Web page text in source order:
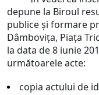
depune la Biroul
publice şi formare
Dâmboviţa, Piaţa
la data de 8 iunie
următoarele acte:
copia actului